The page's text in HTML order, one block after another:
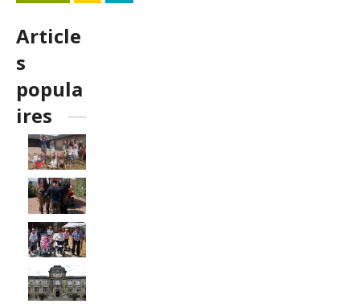
Article
s
popula
ires